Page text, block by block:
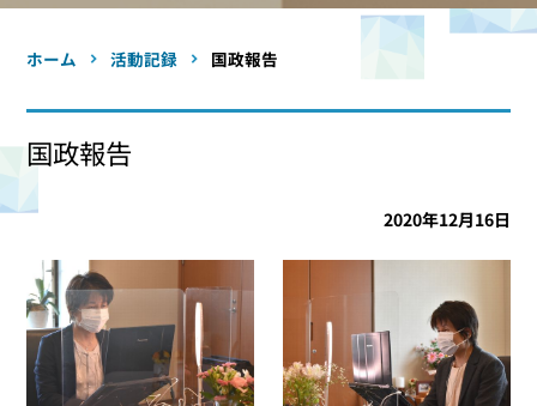
ホーム 活動記録 国政報告
国政報告
2020年12月16日